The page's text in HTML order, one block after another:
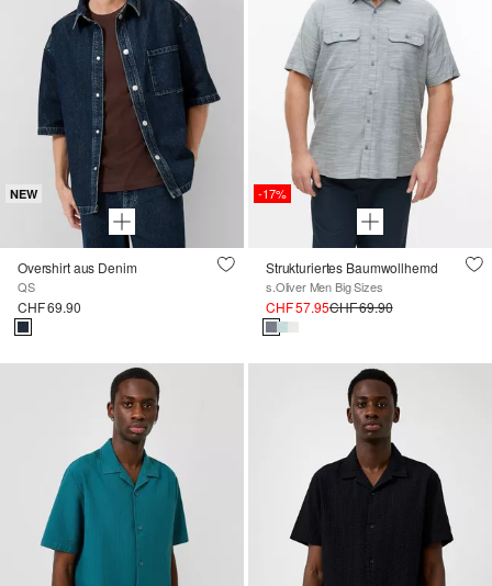
NEW
Overshirt aus Denim
QS
CHF 69.90
-17%
Strukturiertes Baumwollhemd
s.Oliver Men Big Sizes
CHF 57.95CHF 69.90